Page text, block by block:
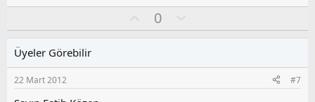
y
0
l
s
u
Üyeler Görebilir
22 Mart 2012 #7